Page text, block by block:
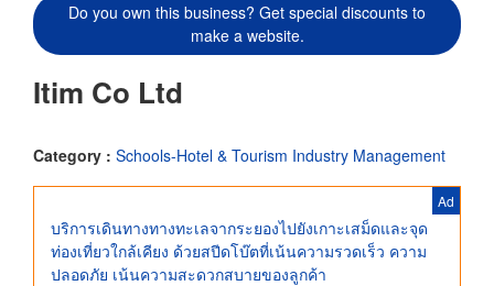
Do you own this business? Get special discounts to
make a website.
Itim Co Ltd
Category : Schools-Hotel & Tourism Industry Management
Ad
บริการเดินทางทางทะเลจากระยองไปยังเกาะเสม็ดและจุด
ท่องเที่ยวใกล้เคียง ด้วยสปีดโบ๊ตที่เน้นความรวดเร็ว ความ
ปลอดภัย เน้นความสะดวกสบายของลูกค้า